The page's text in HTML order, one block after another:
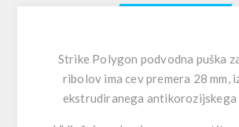
Strike Polygon podvodna puška
ribolov ima cev premera 28 mm,
ekstrudiranega antikorozijskega